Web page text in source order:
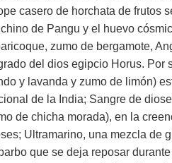
casero de horchata de frutos
de Pangu y el huevo
zumo de bergamote,
del dios egipcio Horus. Por
y lavanda y zumo de limón)
de la India; Sangre de
de chicha morada), en la
Ultramarino, una mezcla de
que se deja reposar